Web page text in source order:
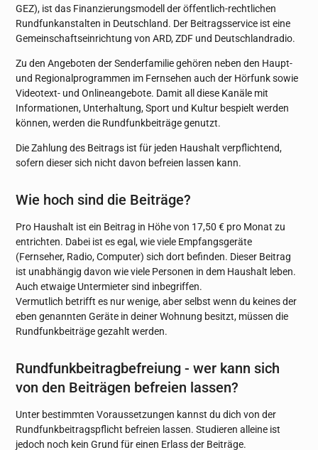
GEZ), ist das Finanzierungsmodell der öffentlich-rechtlichen
Rundfunkanstalten in Deutschland. Der Beitragsservice ist eine
Gemeinschaftseinrichtung von ARD, ZDF und Deutschlandradio.
Zu den Angeboten der Senderfamilie gehören neben den Haupt-
und Regionalprogrammen im Fernsehen auch der Hörfunk sowie
Videotext- und Onlineangebote. Damit all diese Kanäle mit
Informationen, Unterhaltung, Sport und Kultur bespielt werden
können, werden die Rundfunkbeiträge genutzt.
Die Zahlung des Beitrags ist für jeden Haushalt verpflichtend,
sofern dieser sich nicht davon befreien lassen kann.
Wie hoch sind die Beiträge?
Pro Haushalt ist ein Beitrag in Höhe von 17,50 € pro Monat zu
entrichten. Dabei ist es egal, wie viele Empfangsgeräte
(Fernseher, Radio, Computer) sich dort befinden. Dieser Beitrag
ist unabhängig davon wie viele Personen in dem Haushalt leben.
Auch etwaige Untermieter sind inbegriffen.
Vermutlich betrifft es nur wenige, aber selbst wenn du keines der
eben genannten Geräte in deiner Wohnung besitzt, müssen die
Rundfunkbeiträge gezahlt werden.
Rundfunkbeitragbefreiung - wer kann sich
von den Beiträgen befreien lassen?
Unter bestimmten Voraussetzungen kannst du dich von der
Rundfunkbeitragspflicht befreien lassen. Studieren alleine ist
jedoch noch kein Grund für einen Erlass der Beiträge.